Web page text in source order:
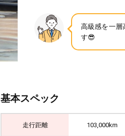
高級感を一層
す😎
基本スペック
走行距離 103,000km